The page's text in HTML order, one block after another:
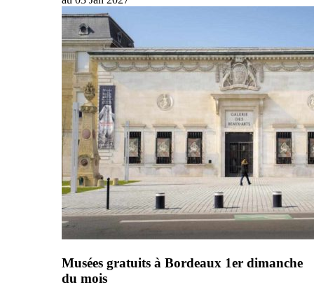
Musées gratuits à Bordeaux 1er dimanche
du mois